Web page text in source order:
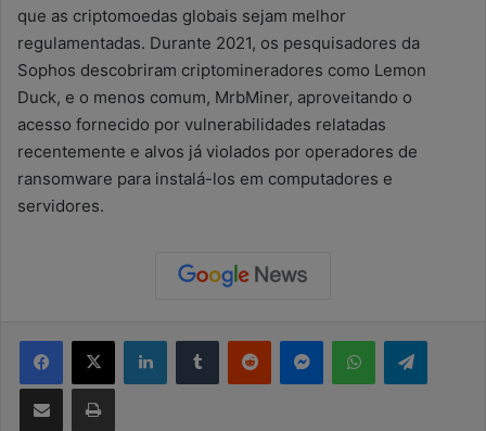
que as criptomoedas globais sejam melhor
regulamentadas. Durante 2021, os pesquisadores da
Sophos descobriram criptomineradores como Lemon
Duck, e o menos comum, MrbMiner, aproveitando o
acesso fornecido por vulnerabilidades relatadas
recentemente e alvos já violados por operadores de
ransomware para instalá-los em computadores e
servidores.